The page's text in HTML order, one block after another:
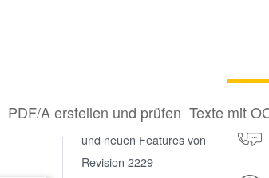
PDF/A erstellen und prüfen Texte mit
Die wichtigsten Korrekturen
und neuen Features von
Revision 2229